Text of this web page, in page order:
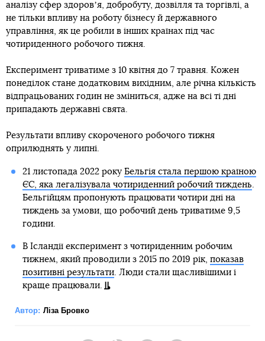
аналізу сфер здоровʼя, добробуту, дозвілля та торгівлі, а
не тільки впливу на роботу бізнесу й державного
управління, як це робили в інших країнах під час
чотириденного робочого тижня.
Експеримент триватиме з 10 квітня до 7 травня. Кожен
понеділок стане додатковим вихідним, але річна кількість
відпрацьованих годин не зміниться, адже на всі ті дні
припадають державні свята.
Результати впливу скороченого робочого тижня
оприлюднять у липні.
21 листопада 2022 року Бельгія стала першою країною
ЄС, яка легалізувала чотириденний робочий тиждень.
Бельгійцям пропонують працювати чотири дні на
тиждень за умови, що робочий день триватиме 9,5
години.
В Ісландії експеримент з чотириденним робочим
тижнем, який проводили з 2015 по 2019 рік, показав
позитивні результати. Люди стали щасливішими і
краще працювали.
Автор: Ліза Бровко